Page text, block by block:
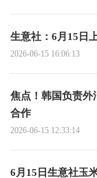
生意社：6月15日
2026-06-15 16:06:13
焦点！韩国负责外
合作
2026-06-15 12:33:14
6月15日生意社玉